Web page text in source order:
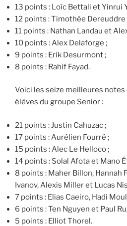
13 points : Loïc Bettali et Yinrui
12 points : Timothée Dereuddre
11 points : Nathan Landau et
10 points : Alex Delaforge ;
9 points : Erik Desurmont ;
8 points : Rahif Fayad.
Voici les seize meilleures notes
élèves du groupe Senior :
21 points : Justin Cahuzac ;
17 points : Aurélien Fourré ;
15 points : Alec Le Helloco ;
14 points : Solal Afota et Mano
8 points : Maher Billon, Hannah
Ivanov, Alexis Miller et Lucas
7 points : Elias Caeiro, Hadi
6 points : Ten Nguyen et Paul
5 points : Elliot Thorel.